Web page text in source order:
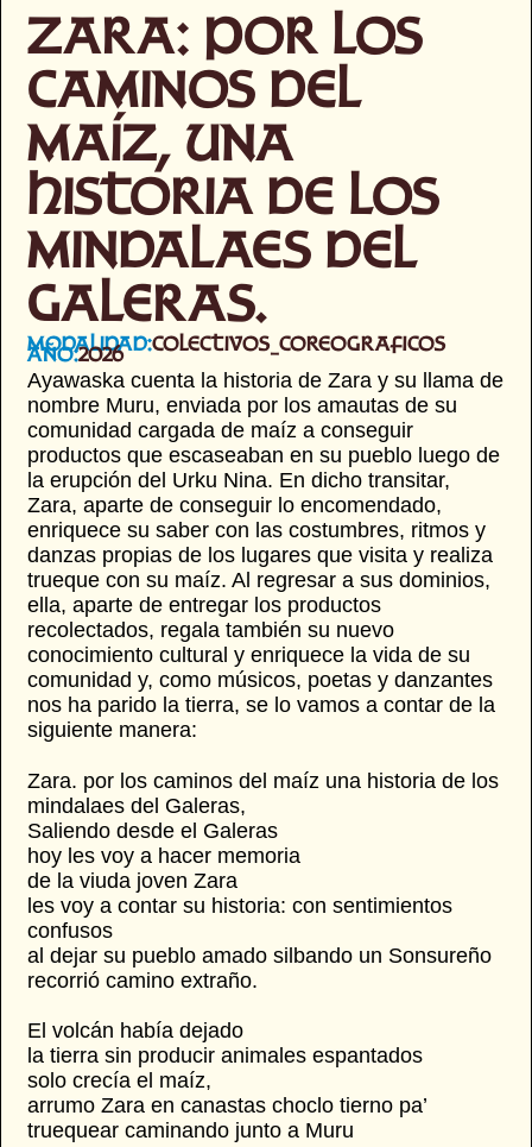
ZARA: POR LOS
CAMINOS DEL
MAÍZ, UNA
HISTORIA DE LOS
MINDALAES DEL
GALERAS.
Modalidad:colectivos_coreograficos
Año:2026
Ayawaska cuenta la historia de Zara y su llama de
nombre Muru, enviada por los amautas de su
comunidad cargada de maíz a conseguir
productos que escaseaban en su pueblo luego de
la erupción del Urku Nina. En dicho transitar,
Zara, aparte de conseguir lo encomendado,
enriquece su saber con las costumbres, ritmos y
danzas propias de los lugares que visita y realiza
trueque con su maíz. Al regresar a sus dominios,
ella, aparte de entregar los productos
recolectados, regala también su nuevo
conocimiento cultural y enriquece la vida de su
comunidad y, como músicos, poetas y danzantes
nos ha parido la tierra, se lo vamos a contar de la
siguiente manera:
Zara. por los caminos del maíz una historia de los
mindalaes del Galeras,
Saliendo desde el Galeras
hoy les voy a hacer memoria
de la viuda joven Zara
les voy a contar su historia: con sentimientos
confusos
al dejar su pueblo amado silbando un Sonsureño
recorrió camino extraño.
El volcán había dejado
la tierra sin producir animales espantados
solo crecía el maíz,
arrumo Zara en canastas choclo tierno pa’
truequear caminando junto a Muru